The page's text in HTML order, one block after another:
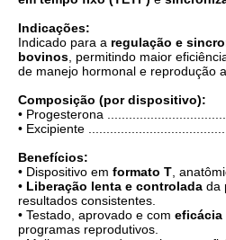
Indicações:
Indicado para a regulação e
bovinos, permitindo maior
de manejo hormonal e reprodução
Composição (por dispositivo):
• Progesterona
• Excipiente
Benefícios:
• Dispositivo em formato T,
• Liberação lenta e controlada da
resultados consistentes.
• Testado, aprovado e com eficácia
programas reprodutivos.